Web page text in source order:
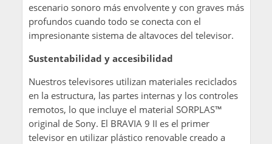
escenario sonoro más envolvente y con graves más
profundos cuando todo se conecta con el
impresionante sistema de altavoces del televisor.
Sustentabilidad y accesibilidad
Nuestros televisores utilizan materiales reciclados
en la estructura, las partes internas y los controles
remotos, lo que incluye el material SORPLAS™
original de Sony. El BRAVIA 9 II es el primer
televisor en utilizar plástico renovable creado a